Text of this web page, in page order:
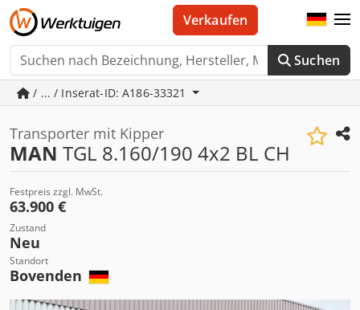
Suchen
Verkaufen
/ ... / Inserat-ID: A186-33321
Transporter mit Kipper
MAN TGL 8.160/190 4x2 BL CH
Festpreis zzgl. MwSt.
63.900 €
Zustand
Neu
Standort
Bovenden